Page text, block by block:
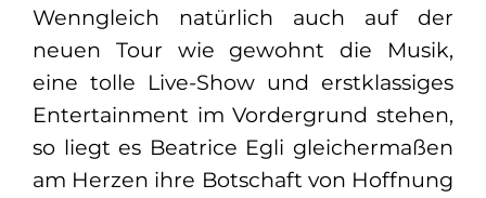
Wenngleich natürlich auch auf der
neuen Tour wie gewohnt die Musik,
eine tolle Live-Show und erstklassiges
Entertainment im Vordergrund stehen,
so liegt es Beatrice Egli gleichermaßen
am Herzen ihre Botschaft von Hoffnung